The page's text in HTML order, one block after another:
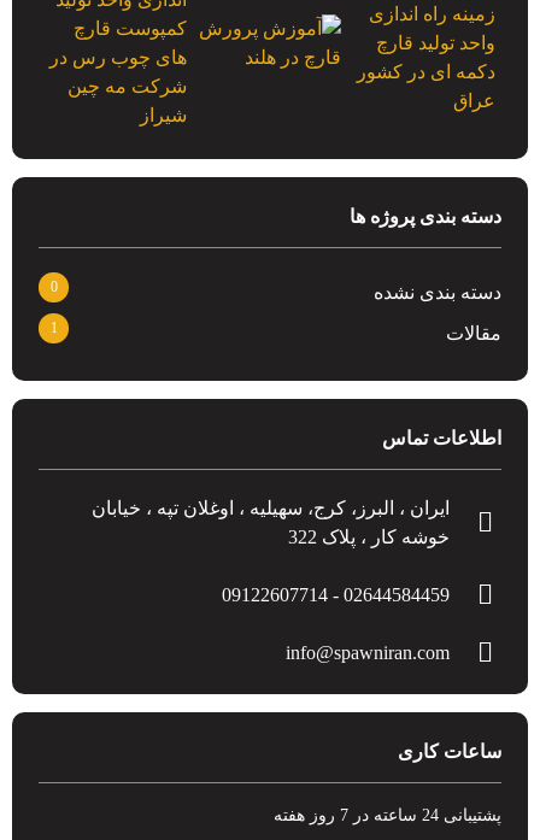
دسته بندی پروژه ها
دسته بندی نشده 0
مقالات 1
اطلاعات تماس
ایران ، البرز، کرج، سهیلیه ، اوغلان تپه ، خیابان
خوشه کار ، پلاک 322
02644584459 - 09122607714
info@spawniran.com
ساعات کاری
پشتیبانی 24 ساعته در 7 روز هفته